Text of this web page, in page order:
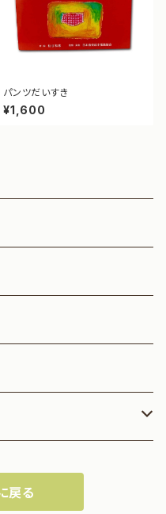
パンツだいすき
¥1,600
戻る